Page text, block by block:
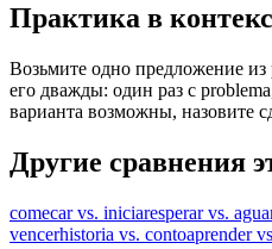
Практика в
Возьмите одно предложение
его дважды: один раз с
варианта возможны, назовите
Другие сравнения
comecar vs. iniciaresperar vs.
vencerhistoria vs. contoaprender